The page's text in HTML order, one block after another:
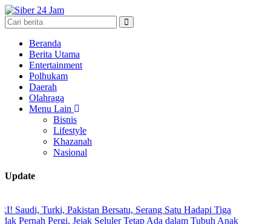
Beranda
Berita Utama
Entertainment
Polhukam
Daerah
Olahraga
Menu Lain
Bisnis
Lifestyle
Khazanah
Nasional
Update
Pakistan Bersatu, Serang Satu Hadapi Tiga
Pergi, Jejak Seluler Tetap Ada dalam Tubuh Anak